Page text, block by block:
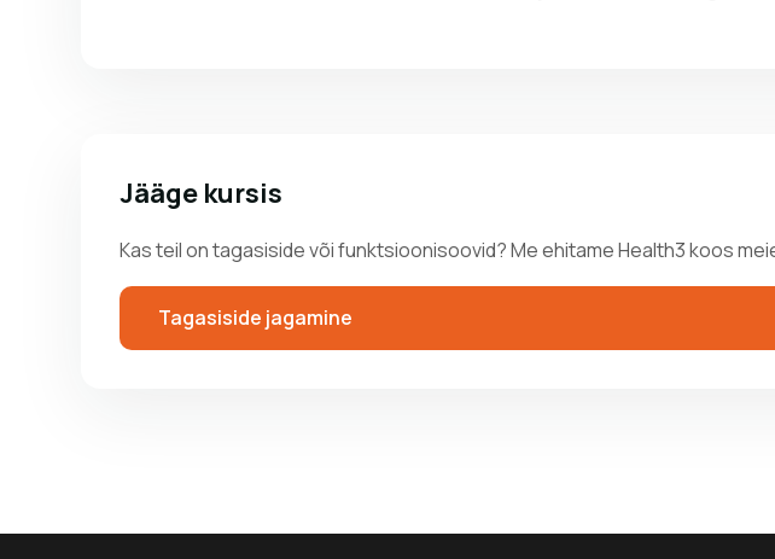
Jääge kursis
Kas teil on tagasiside või funktsioonisoovid? Me ehitame Health3 koos
Tagasiside jagamine